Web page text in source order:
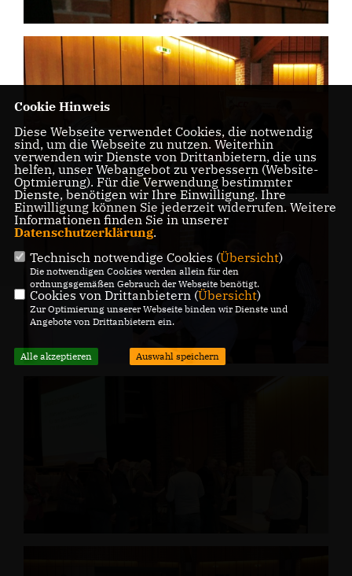
Cookie Hinweis
Diese Webseite verwendet Cookies, die notwendig
sind, um die Webseite zu nutzen. Weiterhin
verwenden wir Dienste von Drittanbietern, die uns
helfen, unser Webangebot zu verbessern (Website-
Optmierung). Für die Verwendung bestimmter
Dienste, benötigen wir Ihre Einwilligung. Ihre
Einwilligung können Sie jederzeit widerrufen. Weitere
Informationen finden Sie in unserer
Datenschutzerklärung.
Technisch notwendige Cookies (Übersicht)
Die notwendigen Cookies werden allein für den
ordnungsgemäßen Gebrauch der Webseite benötigt.
Cookies von Drittanbietern (Übersicht)
Zur Optimierung unserer Webseite binden wir Dienste und
Angebote von Drittanbietern ein.
Alle akzeptieren Auswahl speichern